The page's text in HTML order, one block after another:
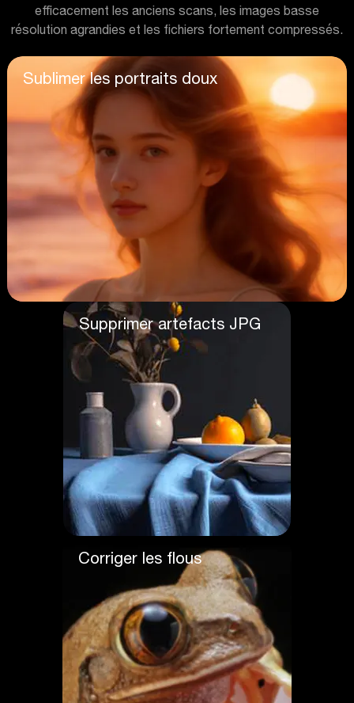
efficacement les anciens scans, les images basse
résolution agrandies et les fichiers fortement compressés.
Sublimer les portraits doux
Supprimer artefacts JPG
Corriger les flous